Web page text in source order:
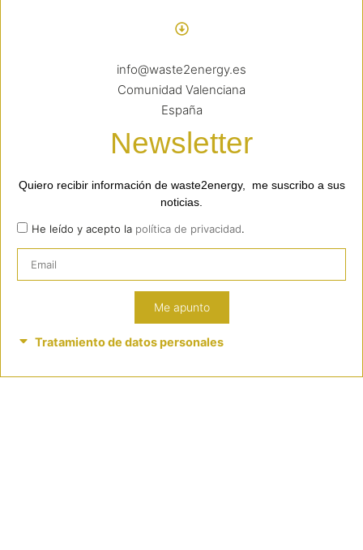
info@waste2energy.es
Comunidad Valenciana
España
Newsletter
Quiero recibir información de waste2energy, me suscribo a sus
noticias.
He leído y acepto la política de privacidad.
Me apunto
Tratamiento de datos personales